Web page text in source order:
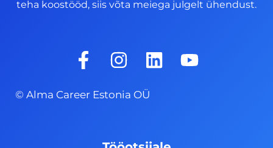
teha koostööd, siis võta meiega julgelt ühendust.
F
a
c
e
I
n
s
t
g
L
i
d
Y
o
© Alma Career Estonia OÜ